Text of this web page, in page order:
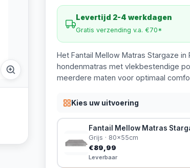
Levertijd 2-4 werkdagen
Gratis verzending v.a. €70*
Het Fantail Mellow Matras Stargaze
hondenmatras met vlekbestendige
meerdere maten voor optimaal
Kies uw uitvoering
Fantail Mellow Matras
Grijs · 80x55cm
€89,99
Leverbaar